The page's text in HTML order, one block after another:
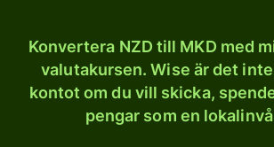
Konvertera NZD till MKD med
valutakursen. Wise är det
kontot om du vill skicka,
pengar som en